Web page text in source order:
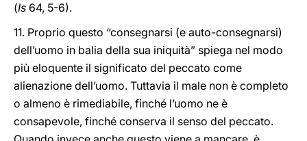
(Is 64, 5-6).
11. Proprio questo “consegnarsi (e auto-consegnarsi)
dell’uomo in balia della sua iniquità” spiega nel modo
più eloquente il significato del peccato come
alienazione dell’uomo. Tuttavia il male non è completo
o almeno è rimediabile, finché l’uomo ne è
consapevole, finché conserva il senso del peccato.